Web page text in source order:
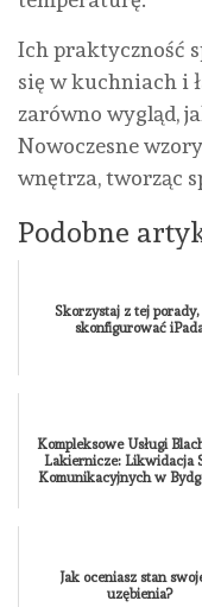
Ich praktyczność
się w kuchniach i
zarówno wygląd,
Nowoczesne
wnętrza, tworząc
Podobne
Skorzystaj z tej porady,
skonfigurować
Kompleksowe Usługi
Lakiernicze: Likwidacja
Komunikacyjnych w
Jak oceniasz stan
uzębienia?